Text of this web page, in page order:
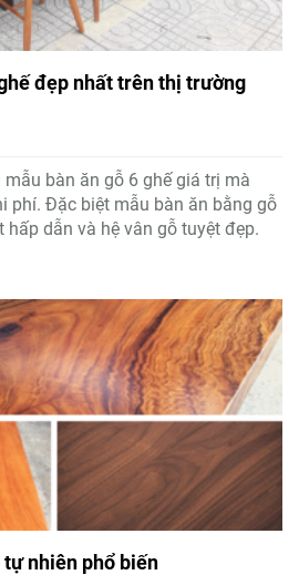
đẹp nhất trên thị trường
bàn ăn gỗ 6 ghế giá trị mà
phí. Đặc biệt mẫu bàn ăn bằng gỗ
dẫn và hệ vân gỗ tuyệt đẹp.
nhiên phổ biến